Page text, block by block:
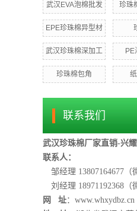
武汉EVA泡棉批发 珍珠
EPE珍珠棉异型材
武汉珍珠棉深加工 PE
珍珠棉包角
联系我们
武汉珍珠棉厂家直销-兴
联系人：
邹经理 13807164677（
刘经理 18971192368 （
网 址：www.whxydbz.cn